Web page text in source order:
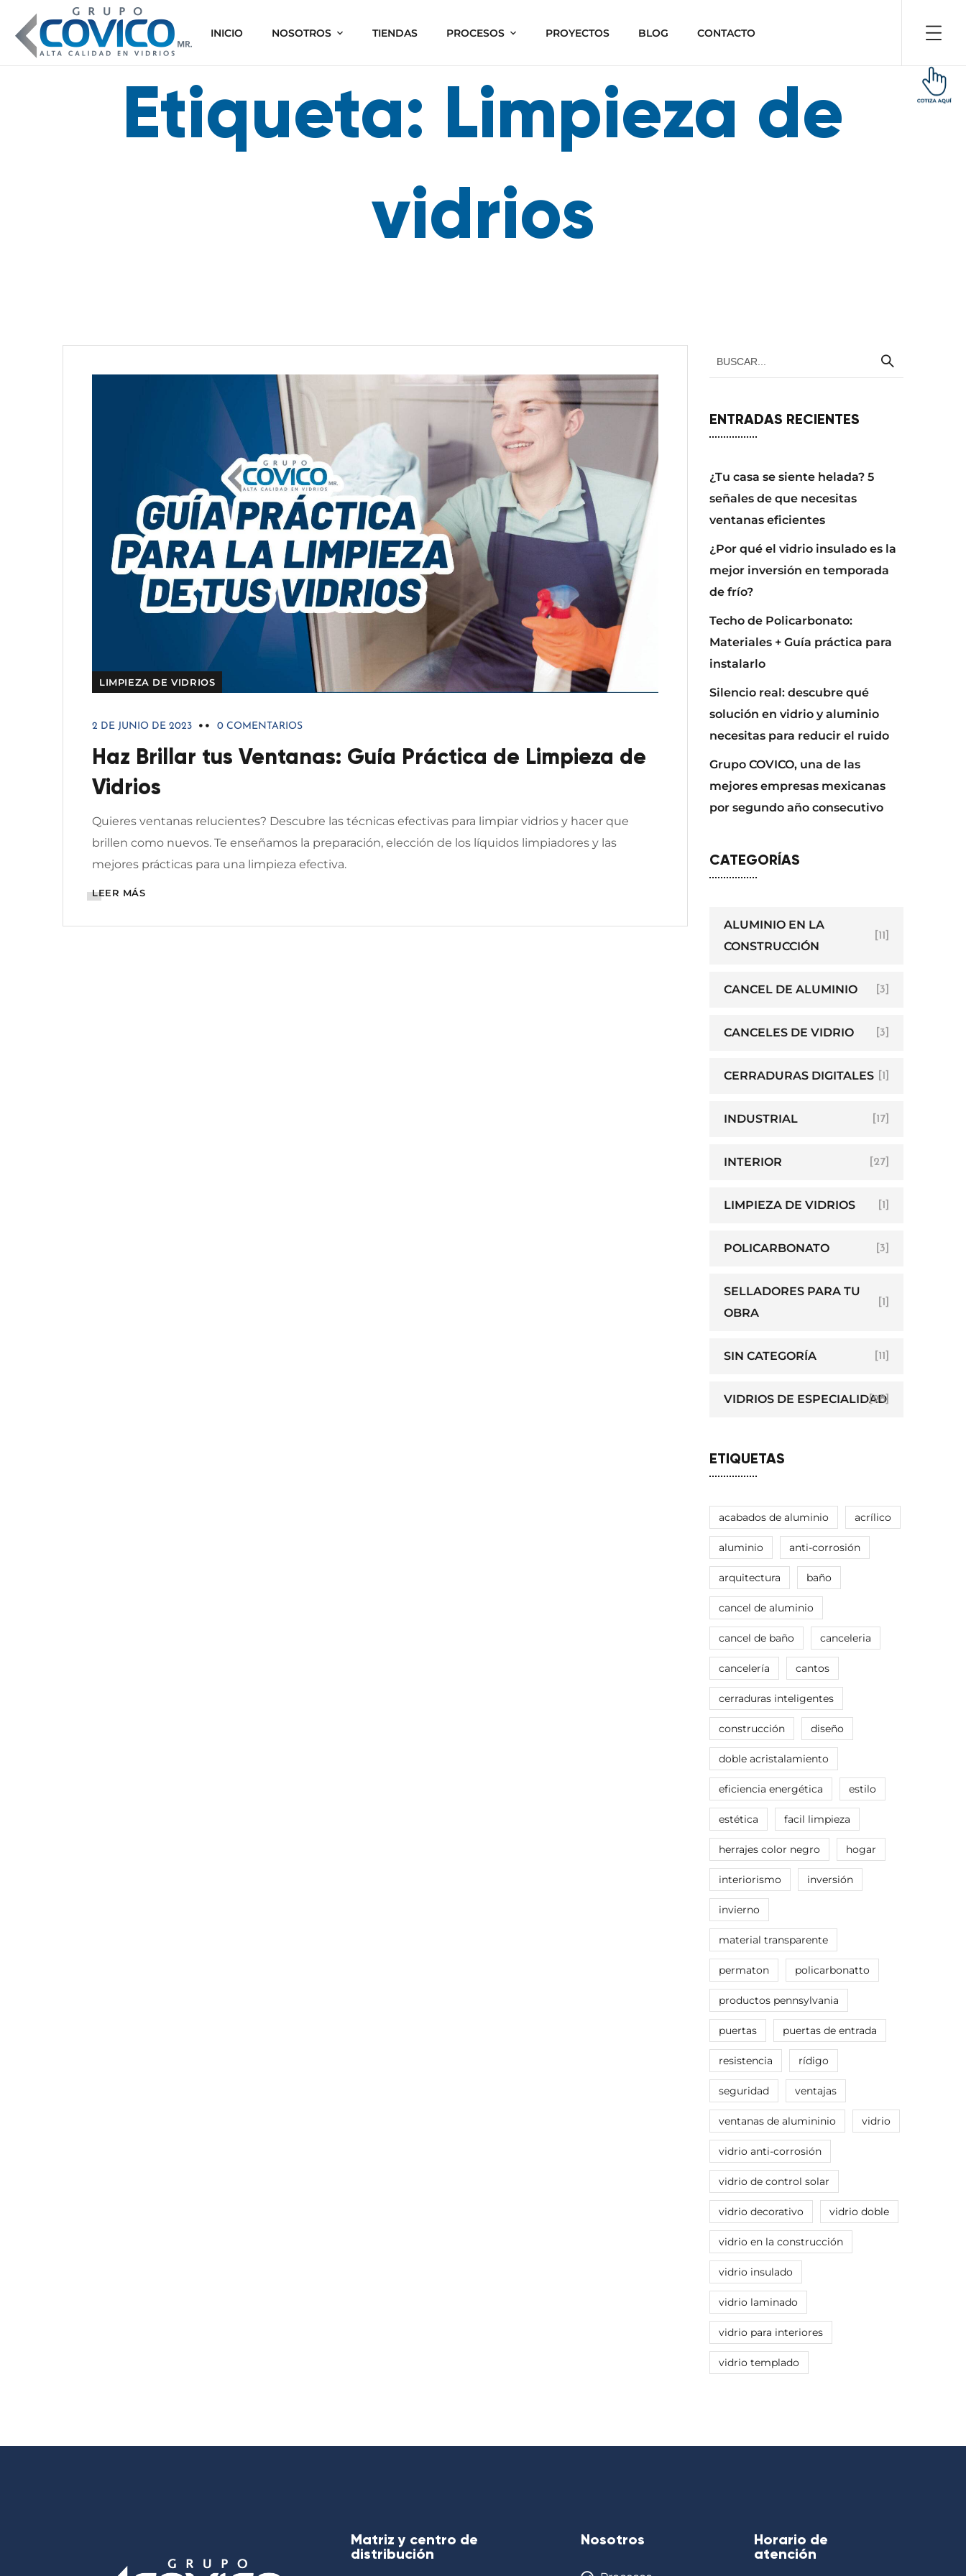
INICIO NOSOTROS TIENDAS PROCESOS PROYECTOS BLOG CONTACTO
Etiqueta: Limpieza de
vidrios
LIMPIEZA DE VIDRIOS
2 DE JUNIO DE 2023 0 COMENTARIOS
Haz Brillar tus Ventanas: Guía Práctica de Limpieza de
Vidrios
Quieres ventanas relucientes? Descubre las técnicas efectivas para limpiar vidrios y hacer que
brillen como nuevos. Te enseñamos la preparación, elección de los líquidos limpiadores y las
mejores prácticas para una limpieza efectiva.
LEER MÁS
ENTRADAS RECIENTES
¿Tu casa se siente helada? 5
señales de que necesitas
ventanas eficientes
¿Por qué el vidrio insulado es la
mejor inversión en temporada
de frío?
Techo de Policarbonato:
Materiales + Guía práctica para
instalarlo
Silencio real: descubre qué
solución en vidrio y aluminio
necesitas para reducir el ruido
Grupo COVICO, una de las
mejores empresas mexicanas
por segundo año consecutivo
CATEGORÍAS
ALUMINIO EN LA
CONSTRUCCIÓN
[11]
CANCEL DE ALUMINIO [3]
CANCELES DE VIDRIO [3]
CERRADURAS DIGITALES [1]
INDUSTRIAL [17]
INTERIOR [27]
LIMPIEZA DE VIDRIOS [1]
POLICARBONATO [3]
SELLADORES PARA TU
OBRA
[1]
SIN CATEGORÍA [11]
VIDRIOS DE ESPECIALIDAD
[28]
ETIQUETAS
acabados de aluminio acrílico
aluminio anti-corrosión
arquitectura baño
cancel de aluminio
cancel de baño canceleria
cancelería cantos
cerraduras inteligentes
construcción diseño
doble acristalamiento
eficiencia energética estilo
estética facil limpieza
herrajes color negro hogar
interiorismo inversión
invierno
material transparente
permaton policarbonatto
productos pennsylvania
puertas puertas de entrada
resistencia rídigo
seguridad ventajas
ventanas de alumininio vidrio
vidrio anti-corrosión
vidrio de control solar
vidrio decorativo vidrio doble
vidrio en la construcción
vidrio insulado
vidrio laminado
vidrio para interiores
vidrio templado
Matriz y centro de
distribución
Nosotros
Horario de
atención